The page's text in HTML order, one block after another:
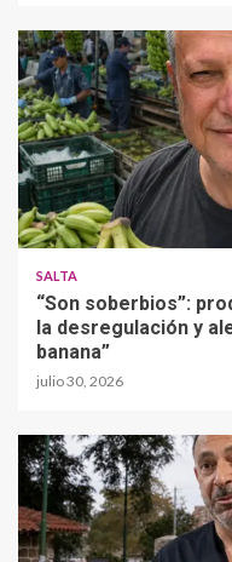
SALTA
“Son soberbios”:
la desregulación y
banana”
julio 30, 2026